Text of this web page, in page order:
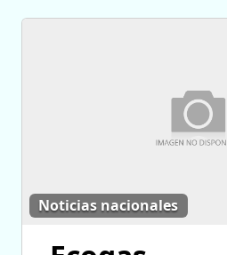
Noticias nacionales